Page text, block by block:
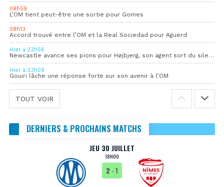
08h59
L’OM tient peut-être une sortie pour Gomes
08h13
Accord trouvé entre l’OM et la Real Sociedad pour Aguerd
Hier à 23h56
Newcastle avance ses pions pour Højbjerg, son agent sort du silence
Hier à 23h09
Gouiri lâche une réponse forte sur son avenir à l’OM
TOUT VOIR
DERNIERS & PROCHAINS MATCHS
JEU 30 JUILLET
18H00
2 - 1